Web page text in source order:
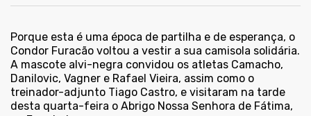
Porque esta é uma época de partilha e de esperança, o
Condor Furacão voltou a vestir a sua camisola solidária.
A mascote alvi-negra convidou os atletas Camacho,
Danilovic, Vagner e Rafael Vieira, assim como o
treinador-adjunto Tiago Castro, e visitaram na tarde
desta quarta-feira o Abrigo Nossa Senhora de Fátima,